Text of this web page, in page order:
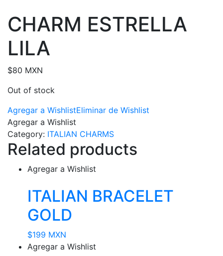
CHARM ESTRELLA
LILA
$80 MXN
Out of stock
Agregar a WishlistEliminar de Wishlist
Agregar a Wishlist
Category: ITALIAN CHARMS
Related products
Agregar a Wishlist
ITALIAN BRACELET
GOLD
$199 MXN
Agregar a Wishlist